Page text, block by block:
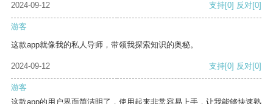
2024-09-12 支持[0] 反对[0]
游客
这款app就像我的私人导师，带领我探索知识的奥秘。
2024-09-12 支持[0] 反对[0]
游客
这款app的用户界面简洁明了，使用起来非常容易上手，让我能够快速熟